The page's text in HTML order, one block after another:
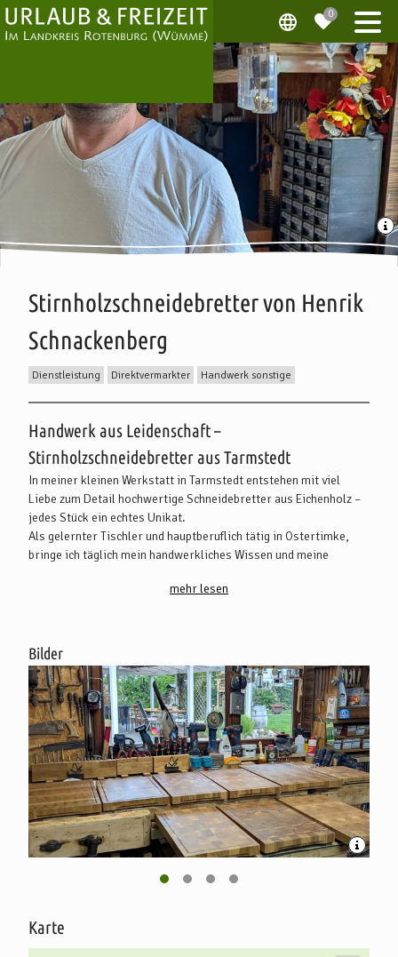
Stirnholzschneidebretter von Henrik
Schnackenberg
Dienstleistung Direktvermarkter Handwerk sonstige
Beschreibung
Handwerk aus Leidenschaft –
Stirnholzschneidebretter aus Tarmstedt
In meiner kleinen Werkstatt in Tarmstedt entstehen mit viel
Liebe zum Detail hochwertige Schneidebretter aus Eichenholz –
jedes Stück ein echtes Unikat.
Als gelernter Tischler und hauptberuflich tätig in Ostertimke,
bringe ich täglich mein handwerkliches Wissen und meine
Holzes über die Verarbeitung bis hin zum letzten Schliff entsteht
Die Bilder zeigen genau das, was meine Arbeit ausmacht: echtes
Handwerk, hochwertige Materialien und saubere Verarbeitung.
Jedes Brett wird geschliffen, geölt und auf Langlebigkeit
ausgelegt – perfekt für die Küche, zum Servieren oder als
besonderes Geschenk. Regional gefertigt. Handgemacht.
Einzigartig.
mehr lesen
Bilder
Karte